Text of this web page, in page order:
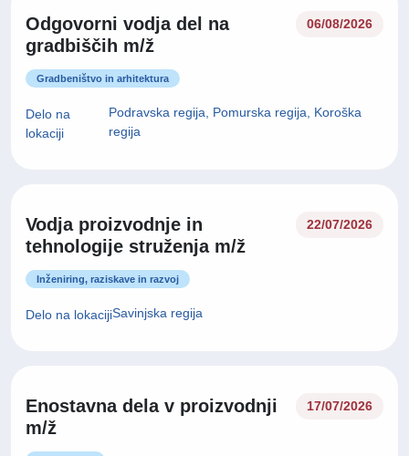
Odgovorni vodja del na
gradbiščih m/ž
06/08/2026
Gradbeništvo in arhitektura
Delo na
lokaciji
Podravska regija, Pomurska regija, Koroška
regija
Vodja proizvodnje in
tehnologije struženja m/ž
22/07/2026
Inženiring, raziskave in razvoj
Delo na lokacijiSavinjska regija
Enostavna dela v proizvodnji
m/ž
17/07/2026